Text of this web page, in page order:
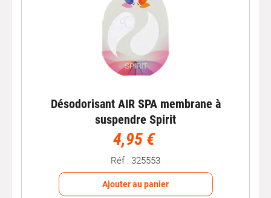
Désodorisant AIR SPA membrane à
suspendre Spirit
4,95 €
Réf : 325553
Ajouter au panier